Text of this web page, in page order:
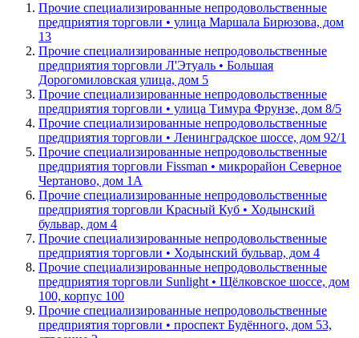
Прочие специализированные непродовольственные
предприятия торговли • улица Маршала Бирюзова, дом
13
Прочие специализированные непродовольственные
предприятия торговли Л'Этуаль • Большая
Дорогомиловская улица, дом 5
Прочие специализированные непродовольственные
предприятия торговли • улица Тимура Фрунзе, дом 8/5
Прочие специализированные непродовольственные
предприятия торговли • Ленинградское шоссе, дом 92/1
Прочие специализированные непродовольственные
предприятия торговли Fissman • микрорайон Северное
Чертаново, дом 1А
Прочие специализированные непродовольственные
предприятия торговли Красный Куб • Ходынский
бульвар, дом 4
Прочие специализированные непродовольственные
предприятия торговли • Ходынский бульвар, дом 4
Прочие специализированные непродовольственные
предприятия торговли Sunlight • Щёлковское шоссе, дом
100, корпус 100
Прочие специализированные непродовольственные
предприятия торговли • проспект Будённого, дом 53,